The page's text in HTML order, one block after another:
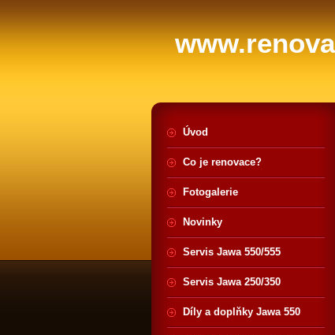
Úvod
Co je renovace?
Fotogalerie
Novinky
Servis Jawa 550/555
Servis Jawa 250/350
Díly a doplňky Jawa 550